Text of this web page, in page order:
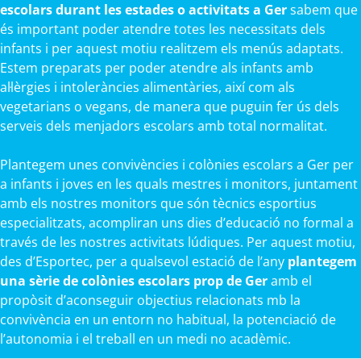
escolars durant les estades o activitats a Gersabem que
és important poder atendre totes les necessitats dels
infants i per aquest motiu realitzem els menús adaptats.
Estem preparats per poder atendre als infants amb
al·lèrgies i intoleràncies alimentàries, així com als
vegetarians o vegans, de manera que puguin fer ús dels
serveis dels menjadors escolars amb total normalitat.
Plantegem unes convivències i colònies escolars a Ger per
a infants i joves en les quals mestres i monitors, juntament
amb els nostres monitors que són tècnics esportius
especialitzats, acompliran uns dies d’educació no formal a
través de les nostres activitats lúdiques. Per aquest motiu,
des d’Esportec, per a qualsevol estació de l’any plantegem
una sèrie de colònies escolars prop de Geramb el
propòsit d’aconseguir objectius relacionats mb la
convivència en un entorn no habitual, la potenciació de
l’autonomia i el treball en un medi no acadèmic.